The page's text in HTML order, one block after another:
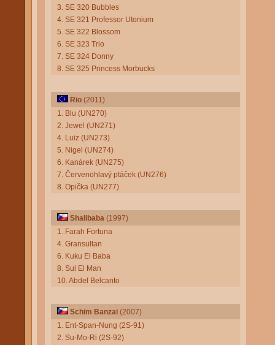
3. SE 320 Bubbles
4. SE 321 Professor Utonium
5. SE 322 Blossom
6. SE 323 Trio
7. SE 324 Donny
8. SE 325 Princess Morbucks
Rio (2011)
1. Blu (UN270)
2. Jewel (UN271)
4. Luiz (UN273)
5. Nigel (UN274)
6. Kanárek (UN275)
7. Červenohlavý ptáček (UN276)
8. Opička (UN277)
Shalibaba (1997)
1. Farah Fortuna
4. Gransultan
6. Kuku El Baba
8. Sul El Man
10. Abdel Belcanto
Schim Banzai (2007)
1. Ent-Span-Nung (2S-91)
2. Su-Mo-Ri (2S-92)